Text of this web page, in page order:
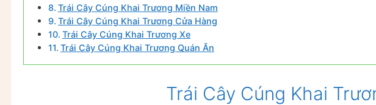
Trái Cây Cúng Khai Trương Miền Nam
Trái Cây Cúng Khai Trương Cửa Hàng
Trái Cây Cúng Khai Trương Xe
Trái Cây Cúng Khai Trương Quán Ăn
Trái Cây Cúng Khai